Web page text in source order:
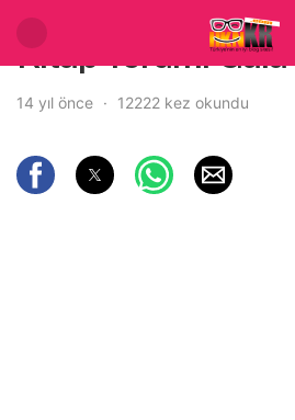
Kitap Yorum:
14 yıl önce 12222 kez okundu